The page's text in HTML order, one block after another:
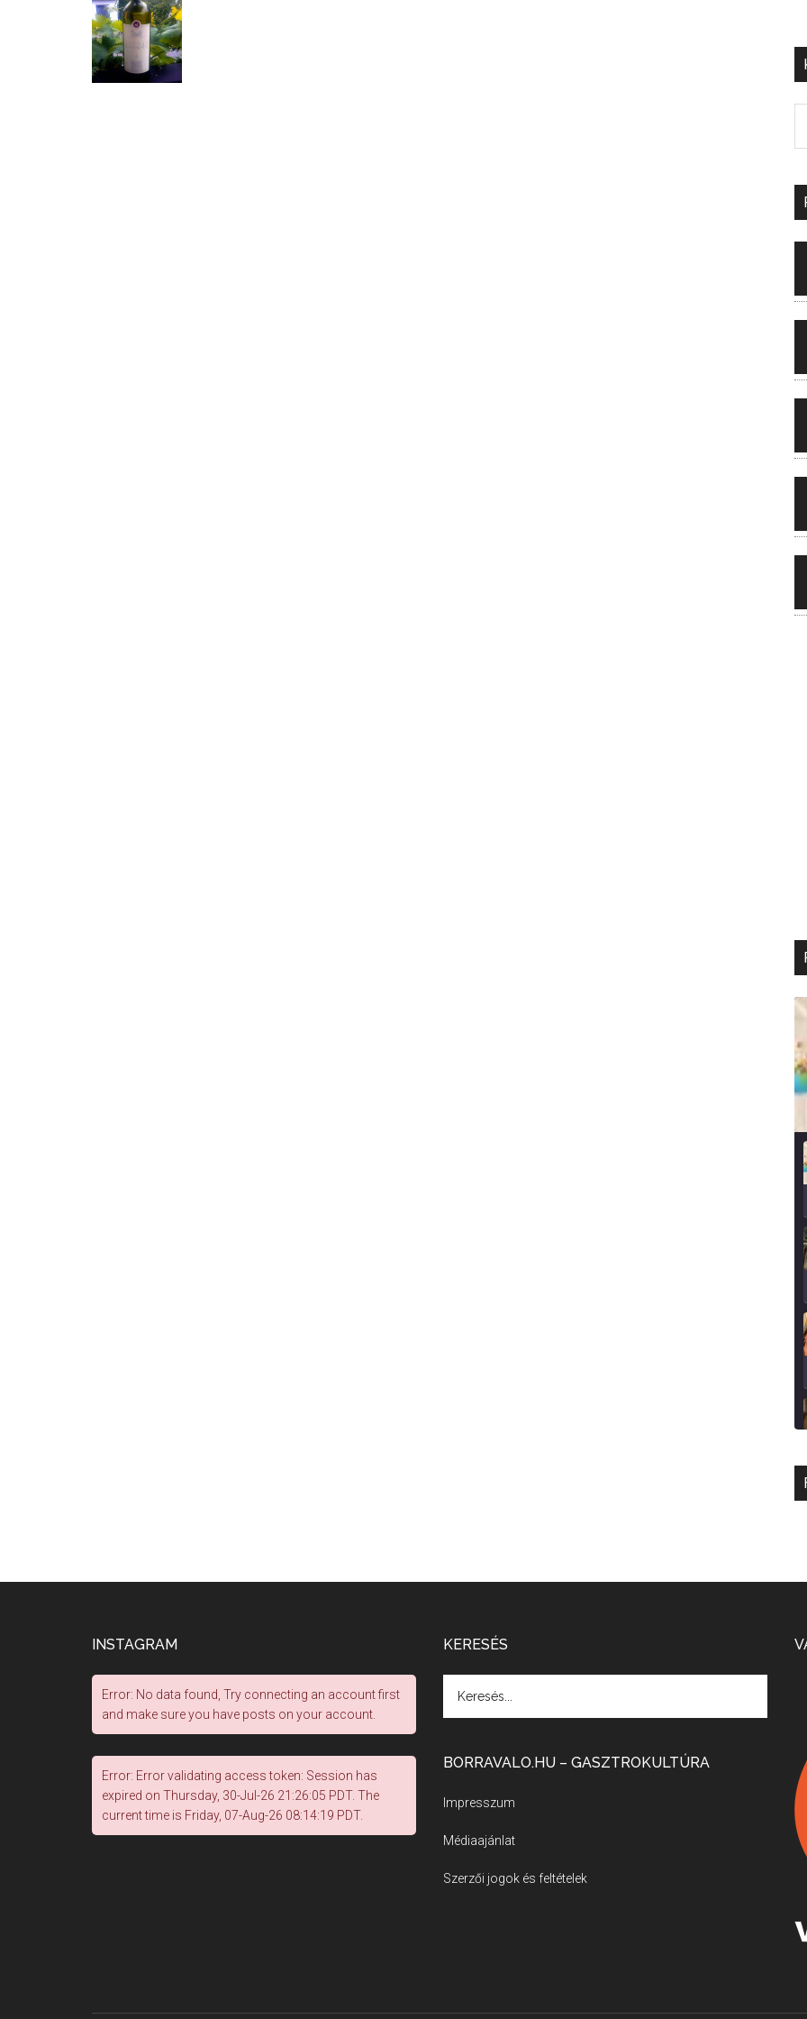
INSTAGRAM
Error: No data found, Try connecting an account first
and make sure you have posts on your account.
Error: Error validating access token: Session has
expired on Thursday, 30-Jul-26 21:26:05 PDT. The
current time is Friday, 07-Aug-26 08:14:19 PDT.
KERESÉS
BORRAVALO.HU – GASZTROKULTÚRA
Impresszum
Médiaajánlat
Szerzői jogok és feltételek